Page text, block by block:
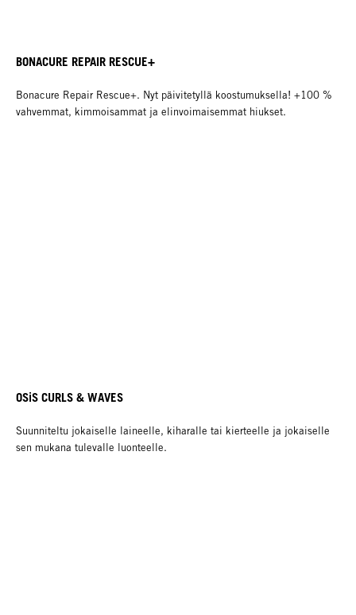
BONACURE REPAIR RESCUE+
Bonacure Repair Rescue+. Nyt päivitetyllä koostumuksella! +100 %
vahvemmat, kimmoisammat ja elinvoimaisemmat hiukset.
OSiS CURLS & WAVES
Suunniteltu jokaiselle laineelle, kiharalle tai kierteelle ja jokaiselle
sen mukana tulevalle luonteelle.